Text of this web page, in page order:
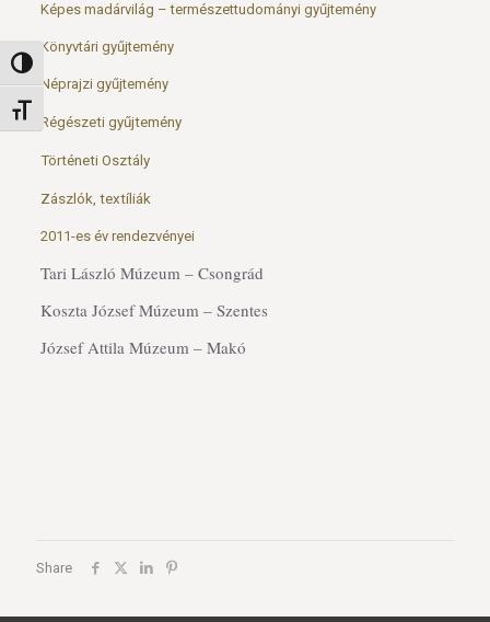
Nagy kontraszt váltása
Betűméret váltása
Képes madárvilág – természettudományi gyűjtemény
Könyvtári gyűjtemény
Néprajzi gyűjtemény
Régészeti gyűjtemény
Történeti Osztály
Zászlók, textíliák
2011-es év rendezvényei
Tari László Múzeum – Csongrád
Koszta József Múzeum – Szentes
József Attila Múzeum – Makó
Share